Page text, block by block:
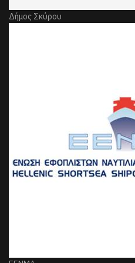
Δήμος Σκύρου